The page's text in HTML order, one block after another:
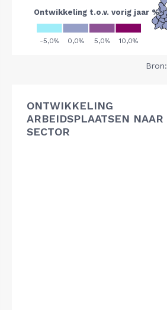
Bron:
ONTWIKKELING
ARBEIDSPLAATSEN NAAR
SECTOR